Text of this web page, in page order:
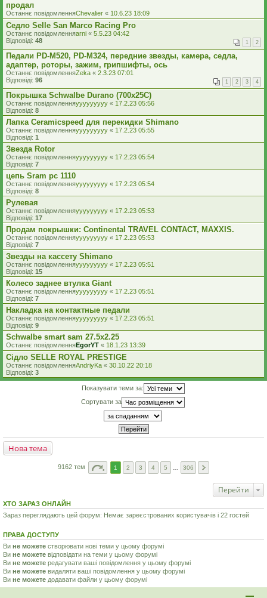
продал
Останнє повідомленняChevalier « 10.6.23 18:09
Седло Selle San Marco Racing Pro
Останнє повідомленняarni « 5.5.23 04:42
Відповіді: 48 1 2
Педали PD-M520, PD-M324, передние звезды, камера, седла,
адаптер, роторы, зажим, грипшифты, ось
Останнє повідомленняZeka « 2.3.23 07:01
Відповіді: 96 1 2 3 4
Покрышка Schwalbe Durano (700x25C)
Останнє повідомленняyyyyyyyyy « 17.2.23 05:56
Відповіді: 8
Лапка Ceramicspeed для перекидки Shimano
Останнє повідомленняyyyyyyyyy « 17.2.23 05:55
Відповіді: 1
Звезда Rotor
Останнє повідомленняyyyyyyyyy « 17.2.23 05:54
Відповіді: 7
цепь Sram pc 1110
Останнє повідомленняyyyyyyyyy « 17.2.23 05:54
Відповіді: 8
Рулевая
Останнє повідомленняyyyyyyyyy « 17.2.23 05:53
Відповіді: 17
Продам покрышки: Continental TRAVEL CONTACT, MAXXIS.
Останнє повідомленняyyyyyyyyy « 17.2.23 05:53
Відповіді: 7
Звезды на кассету Shimano
Останнє повідомленняyyyyyyyyy « 17.2.23 05:51
Відповіді: 15
Колесо заднее втулка Giant
Останнє повідомленняyyyyyyyyy « 17.2.23 05:51
Відповіді: 7
Накладка на контактные педали
Останнє повідомленняyyyyyyyyy « 17.2.23 05:51
Відповіді: 9
Schwalbe smart sam 27.5x2.25
Останнє повідомленняEgorYT « 18.1.23 13:39
Сідло SELLE ROYAL PRESTIGE
Останнє повідомленняAndriyKa « 30.10.22 20:18
Відповіді: 3
Показувати теми за:
Сортувати за
Нова тема
9162 тем 1 2 3 4 5 306
Перейти
ХТО ЗАРАЗ ОНЛАЙН
Зараз переглядають цей форум: Немає зареєстрованих користувачів і 22 гостей
ПРАВА ДОСТУПУ
Ви не можете створювати нові теми у цьому форумі
Ви не можете відповідати на теми у цьому форумі
Ви не можете редагувати ваші повідомлення у цьому форумі
Ви не можете видаляти ваші повідомлення у цьому форумі
Ви не можете додавати файли у цьому форумі